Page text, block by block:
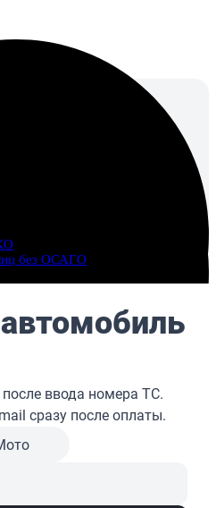
без ОСАГО
от несчастных случаев
спортсменов